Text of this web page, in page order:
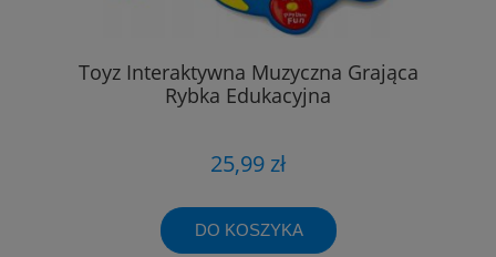
Toyz Interaktywna Muzyczna Grająca
Rybka Edukacyjna
25,99 zł
DO KOSZYKA